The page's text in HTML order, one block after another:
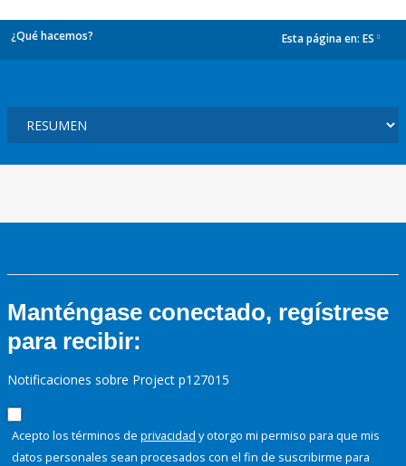
¿Qué hacemos? Esta página en: ES
Manténgase conectado, regístrese
para recibir:
Notificaciones sobre Project p127015
Acepto los términos de privacidad y otorgo mi permiso para que mis
datos personales sean procesados con el fin de suscribirme para